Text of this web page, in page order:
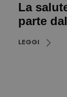
La
parte
LEGGI